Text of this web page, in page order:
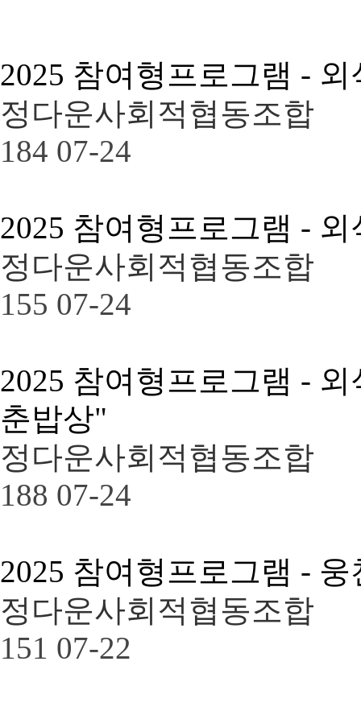
2025 참여형프로그램 -
정다운사회적협동조합
184 07-24
2025 참여형프로그램 -
정다운사회적협동조합
155 07-24
2025 참여형프로그램 -
춘밥상"
정다운사회적협동조합
188 07-24
2025 참여형프로그램 -
정다운사회적협동조합
151 07-22